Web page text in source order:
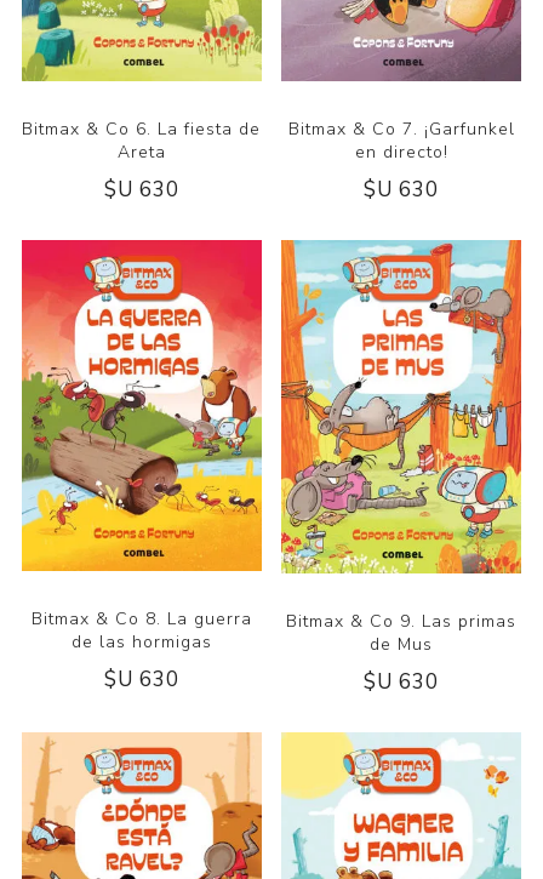
Bitmax & Co 6. La fiesta de
Areta
$U 630
Bitmax & Co 7. ¡Garfunkel
en directo!
$U 630
Bitmax & Co 8. La guerra
de las hormigas
$U 630
Bitmax & Co 9. Las primas
de Mus
$U 630